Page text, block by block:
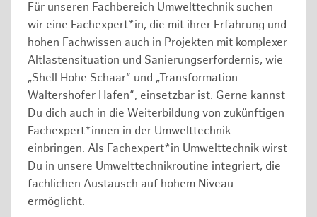
Für unseren Fachbereich Umwelttechnik suchen
wir eine Fachexpert*in, die mit ihrer Erfahrung und
hohen Fachwissen auch in Projekten mit komplexer
Altlastensituation und Sanierungserfordernis, wie
„Shell Hohe Schaar“ und „Transformation
Waltershofer Hafen“, einsetzbar ist. Gerne kannst
Du dich auch in die Weiterbildung von zukünftigen
Fachexpert*innen in der Umwelttechnik
einbringen. Als Fachexpert*in Umwelttechnik wirst
Du in unsere Umwelttechnikroutine integriert, die
fachlichen Austausch auf hohem Niveau
ermöglicht.